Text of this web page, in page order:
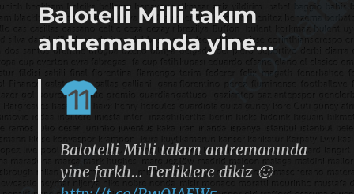
Balotelli Milli takım
antremanında yine…
Balotelli Milli takım antremanında
yine farklı… Terliklere dikiz 🙂